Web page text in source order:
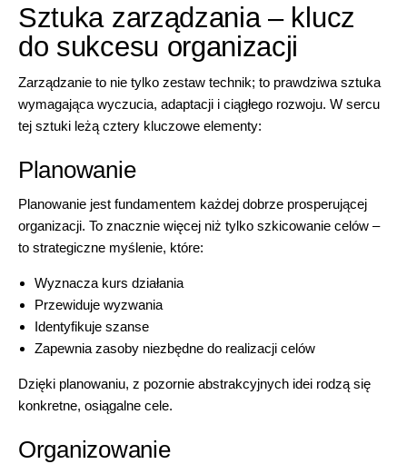
Sztuka zarządzania – klucz
do sukcesu organizacji
Zarządzanie to nie tylko zestaw technik; to prawdziwa sztuka
wymagająca wyczucia, adaptacji i ciągłego rozwoju. W sercu
tej sztuki leżą cztery kluczowe elementy:
Planowanie
Planowanie jest fundamentem każdej dobrze prosperującej
organizacji. To znacznie więcej niż tylko szkicowanie celów –
to strategiczne myślenie, które:
Wyznacza kurs działania
Przewiduje wyzwania
Identyfikuje szanse
Zapewnia zasoby niezbędne do realizacji celów
Dzięki planowaniu, z pozornie abstrakcyjnych idei rodzą się
konkretne, osiągalne cele.
Organizowanie